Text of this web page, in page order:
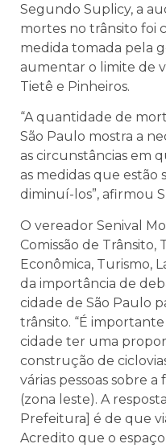
Segundo Suplicy, a
mortes no trânsito foi
medida tomada pela
aumentar o limite de
Tietê e Pinheiros.
“A quantidade de
São Paulo mostra a
as circunstâncias em
as medidas que estão
diminuí-los”, afirmou
O vereador Senival
Comissão de Trânsito,
Econômica, Turismo,
da importância de
cidade de São Paulo
trânsito. “É
cidade ter uma
construção de
várias pessoas sobre
(zona leste). A
Prefeitura] é de que
Acredito que o